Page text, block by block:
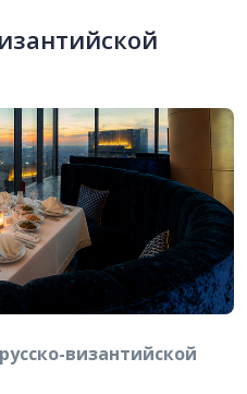
византийской